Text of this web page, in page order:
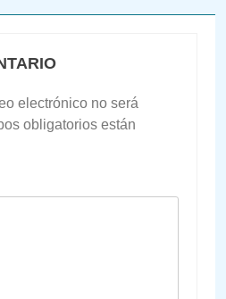
electrónico no será
obligatorios están